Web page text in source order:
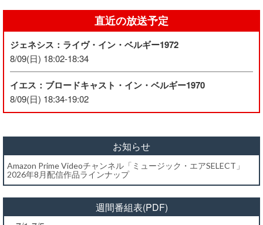
直近の放送予定
ジェネシス：ライヴ・イン・ベルギー1972
8/09(日) 18:02-18:34
イエス：ブロードキャスト・イン・ベルギー1970
8/09(日) 18:34-19:02
お知らせ
Amazon Prime Videoチャンネル「ミュージック・エアSELECT」
2026年8月配信作品ラインナップ
週間番組表(PDF)